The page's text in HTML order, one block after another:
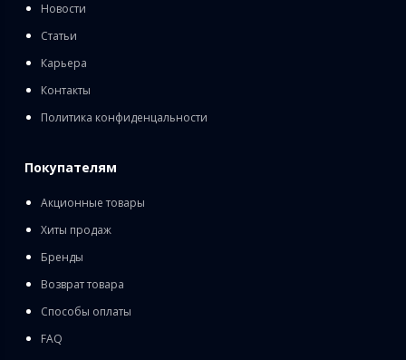
Новости
Статьи
Карьера
Контакты
Политика конфиденцальности
Покупателям
Акционные товары
Хиты продаж
Бренды
Возврат товара
Способы оплаты
FAQ